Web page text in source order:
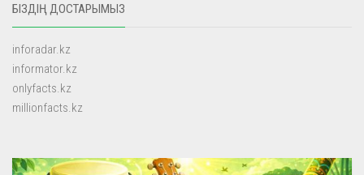
БІЗДІҢ ДОСТАРЫМЫЗ
inforadar.kz
informator.kz
onlyfacts.kz
millionfacts.kz